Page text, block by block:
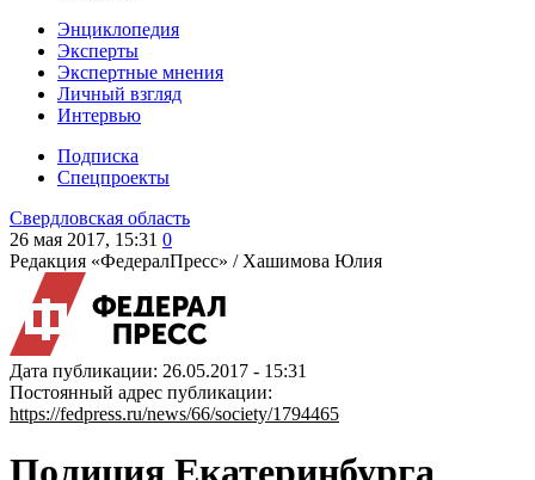
Энциклопедия
Эксперты
Экспертные мнения
Личный взгляд
Интервью
Подписка
Спецпроекты
Свердловская область
26 мая 2017, 15:31 0
Редакция «ФедералПресс» / Хашимова Юлия
Дата публикации: 26.05.2017 - 15:31
Постоянный адрес публикации:
https://fedpress.ru/news/66/society/1794465